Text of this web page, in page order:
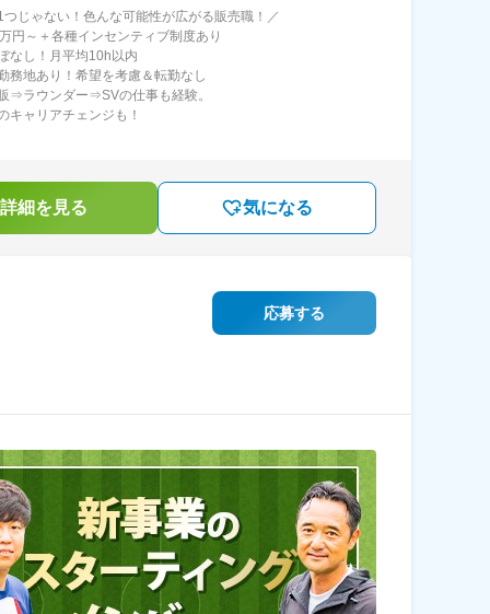
つじゃない！色んな可能性が広がる販売職！／
円～＋各種インセンティブ制度あり
なし！月平均10h以内
務地あり！希望を考慮＆転勤なし
⇒ラウンダー⇒SVの仕事も経験。
キャリアチェンジも！
細を見る 気になる
応募する